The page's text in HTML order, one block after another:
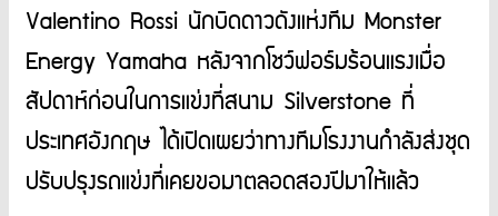
Valentino Rossi นักบิดดาวดังแห่งทีม Monster
Energy Yamaha หลังจากโชว์ฟอร์มร้อนแรงเมื่อ
สัปดาห์ก่อนในการแข่งที่สนาม Silverstone ที่
ประเทศอังกฤษ ได้เปิดเผยว่าทางทีมโรงงานกำลังส่งชุด
ปรับปรุงรถแข่งที่เคยขอมาตลอดสองปีมาให้แล้ว